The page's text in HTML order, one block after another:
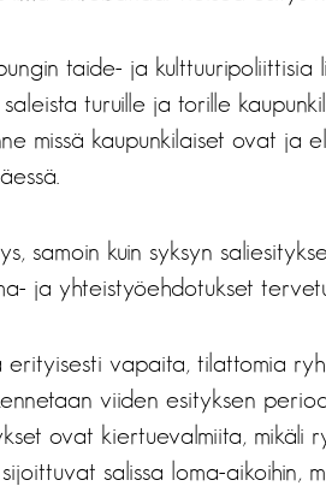
taide- ja kulttuuripoliittisia
turuille ja torille
missä kaupunkilaiset ovat ja
samoin kuin syksyn
ja yhteistyöehdotukset
erityisesti vapaita, tilattomia
viiden esityksen
ovat kiertuevalmiita, mikäli
salissa loma-aikoihin,